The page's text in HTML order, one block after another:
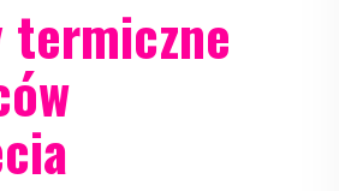
termiczne